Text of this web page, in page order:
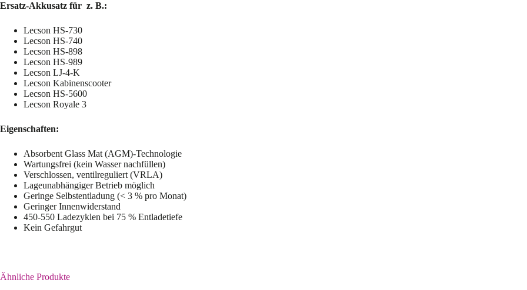
Ersatz-Akkusatz für z. B.:
Lecson HS-730
Lecson HS-740
Lecson HS-898
Lecson HS-989
Lecson LJ-4-K
Lecson Kabinenscooter
Lecson HS-5600
Lecson Royale 3
Eigenschaften:
Absorbent Glass Mat (AGM)-Technologie
Wartungsfrei (kein Wasser nachfüllen)
Verschlossen, ventilreguliert (VRLA)
Lageunabhängiger Betrieb möglich
Geringe Selbstentladung (< 3 % pro Monat)
Geringer Innenwiderstand
450-550 Ladezyklen bei 75 % Entladetiefe
Kein Gefahrgut
Ähnliche Produkte